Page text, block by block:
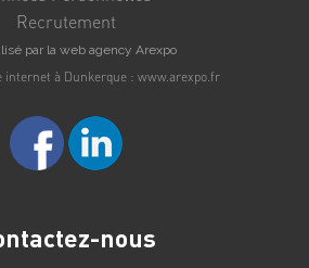
Recrutement
par la web agency Arexpo
internet à Dunkerque : www.arexpo.fr
nous